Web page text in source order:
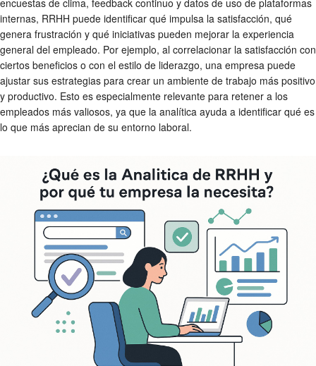
encuestas de clima, feedback continuo y datos de uso de plataformas
internas, RRHH puede identificar qué impulsa la satisfacción, qué
genera frustración y qué iniciativas pueden mejorar la experiencia
general del empleado. Por ejemplo, al correlacionar la satisfacción con
ciertos beneficios o con el estilo de liderazgo, una empresa puede
ajustar sus estrategias para crear un ambiente de trabajo más positivo
y productivo. Esto es especialmente relevante para retener a los
empleados más valiosos, ya que la analítica ayuda a identificar qué es
lo que más aprecian de su entorno laboral.